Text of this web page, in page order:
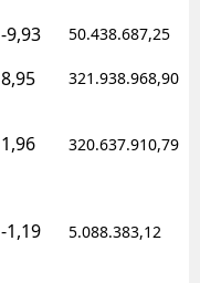
-9,93 50.438.687,25
8,95 321.938.968,90
1,96 320.637.910,79
-1,19 5.088.383,12